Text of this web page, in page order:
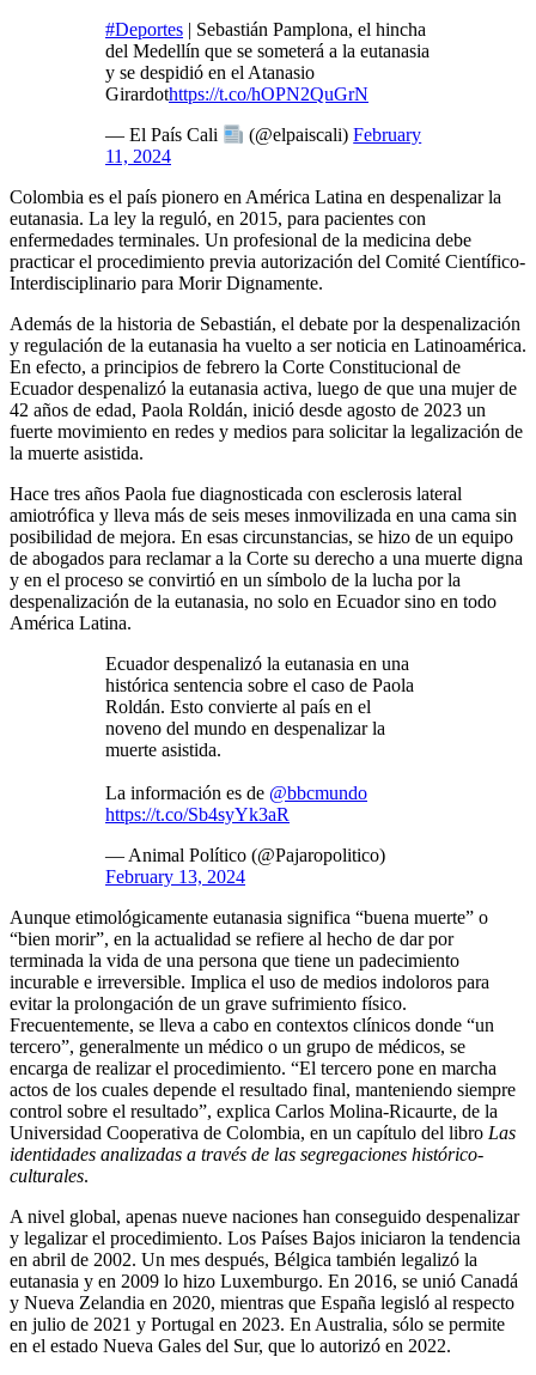
#Deportes | Sebastián Pamplona, el hincha
del Medellín que se someterá a la eutanasia
y se despidió en el Atanasio
Girardothttps://t.co/hOPN2QuGrN
— El País Cali (@elpaiscali)February
11, 2024
Colombia es el país pionero en América Latina en despenalizar la
eutanasia. La ley la reguló, en 2015, para pacientes con
enfermedades terminales. Un profesional de la medicina debe
practicar el procedimiento previa autorización del Comité Científico-
Interdisciplinario para Morir Dignamente.
Además de la historia de Sebastián, el debate por la despenalización
y regulación de la eutanasia ha vuelto a ser noticia en Latinoamérica.
En efecto, a principios de febrero la Corte Constitucional de
Ecuador despenalizó la eutanasia activa, luego de que una mujer de
42 años de edad, Paola Roldán, inició desde agosto de 2023 un
fuerte movimiento en redes y medios para solicitar la legalización de
la muerte asistida.
Hace tres años Paola fue diagnosticada con esclerosis lateral
amiotrófica y lleva más de seis meses inmovilizada en una cama sin
posibilidad de mejora. En esas circunstancias, se hizo de un equipo
de abogados para reclamar a la Corte su derecho a una muerte digna
y en el proceso se convirtió en un símbolo de la lucha por la
despenalización de la eutanasia, no solo en Ecuador sino en todo
América Latina.
Ecuador despenalizó la eutanasia en una
histórica sentencia sobre el caso de Paola
Roldán. Esto convierte al país en el
noveno del mundo en despenalizar la
muerte asistida.
La información es de @bbcmundo
https://t.co/Sb4syYk3aR
— Animal Político (@Pajaropolitico)
February 13, 2024
Aunque etimológicamente eutanasia significa “buena muerte” o
“bien morir”, en la actualidad se refiere al hecho de dar por
terminada la vida de una persona que tiene un padecimiento
incurable e irreversible. Implica el uso de medios indoloros para
evitar la prolongación de un grave sufrimiento físico.
Frecuentemente, se lleva a cabo en contextos clínicos donde “un
tercero”, generalmente un médico o un grupo de médicos, se
encarga de realizar el procedimiento. “El tercero pone en marcha
actos de los cuales depende el resultado final, manteniendo siempre
control sobre el resultado”, explica Carlos Molina-Ricaurte, de la
Universidad Cooperativa de Colombia, en un capítulo del libro Las
identidades analizadas a través de las segregaciones histórico-
culturales.
A nivel global, apenas nueve naciones han conseguido despenalizar
y legalizar el procedimiento. Los Países Bajos iniciaron la tendencia
en abril de 2002. Un mes después, Bélgica también legalizó la
eutanasia y en 2009 lo hizo Luxemburgo. En 2016, se unió Canadá
y Nueva Zelandia en 2020, mientras que España legisló al respecto
en julio de 2021 y Portugal en 2023. En Australia, sólo se permite
en el estado Nueva Gales del Sur, que lo autorizó en 2022.